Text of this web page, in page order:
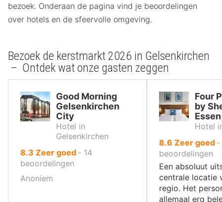
bezoek. Onderaan de pagina vind je beoordelingen
over hotels en de sfeervolle omgeving.
Bezoek de kerstmarkt 2026 in Gelsenkirchen
– Ontdek wat onze gasten zeggen
Good Morning
Gelsenkirchen
City
Hotel in
Gelsenkirchen
8.3 uit
10
Zeer goed ‐ 14
beoordelingen
Anoniem
Four
by
Essen
Hotel
8.6 uit
10
,
Zeer goed ‐
beoordelingen
Een absoluut
centrale locatie
regio. Het
allemaal erg